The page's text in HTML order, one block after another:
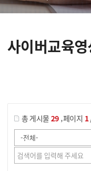
사이버교육
총 게시물29 ,페이지 1